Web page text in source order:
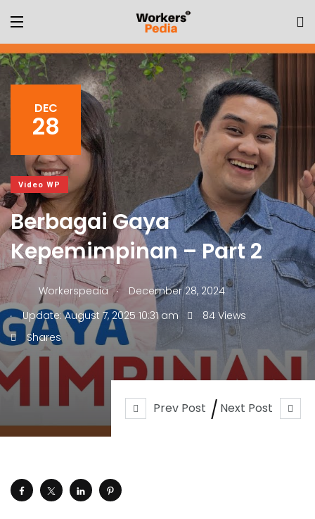
Prev Post Next Post
DEC
28
Video WP
Berbagai Gaya
Kepemimpinan – Part 2
Workerspedia .
December 28, 2024
. Update: August 7, 2025 10:31 am
84 Views
Shares